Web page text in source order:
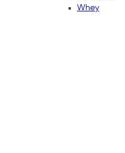
Whey